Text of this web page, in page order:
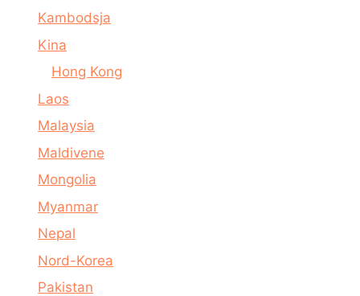
Kambodsja
Kina
Hong Kong
Laos
Malaysia
Maldivene
Mongolia
Myanmar
Nepal
Nord-Korea
Pakistan